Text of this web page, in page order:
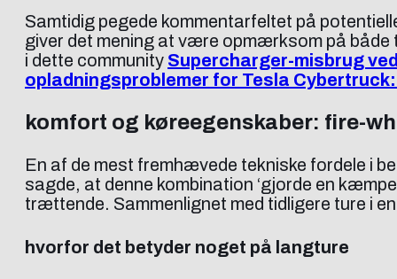
Samtidig pegede kommentarfeltet på
giver det mening at være opmærksom på
i dette community Supercharger-misbrug
opladningsproblemer for Tesla
komfort og køreegenskaber: fire-
En af de mest fremhævede tekniske fordele i
sagde, at denne kombination ‘gjorde en
trættende. Sammenlignet med tidligere ture i
hvorfor det betyder noget på langture